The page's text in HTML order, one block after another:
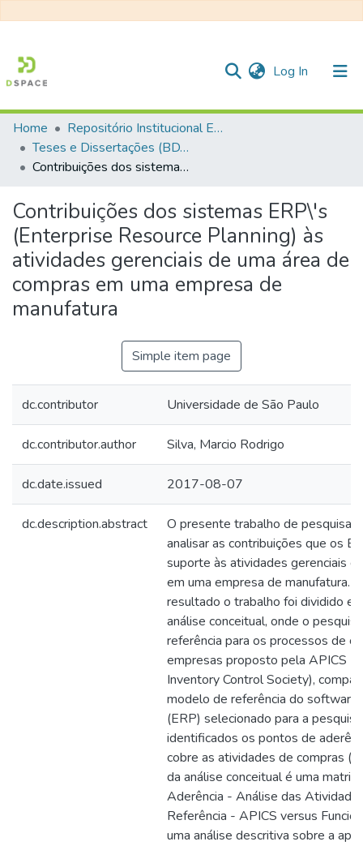
Log In (current)
Communities & Collections
All of DSpace
Statistics
Home
Repositório Institucional EESC
Teses e Dissertações (BDTD USP)
Contribuições dos sistemas ERP\'s (Enterprise Resource Planning) às atividades gerenciais de uma área de compras em uma empresa de manufatura
Contribuições dos sistemas ERP\'s
(Enterprise Resource Planning) às
atividades gerenciais de uma área de
compras em uma empresa de
manufatura
Simple item page
dc.contributor Universidade de São Paulo
dc.contributor.author Silva, Marcio Rodrigo
dc.date.issued 2017-08-07
dc.description.abstract
O presente trabalho de pesquisa
analisar as contribuições que os
suporte às atividades gerenciais
em uma empresa de manufatura.
resultado o trabalho foi dividido
análise conceitual, onde o
referência para os processos de
empresas proposto pela APICS
Inventory Control Society),
modelo de referência do
(ERP) selecionado para a
identificados os pontos de
cobre as atividades de compras
da análise conceitual é uma
Aderência - Análise das
Referência - APICS versus
uma análise descritiva sobre a